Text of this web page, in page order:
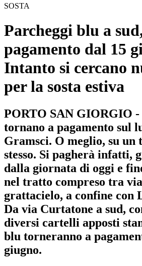
SOSTA
Parcheggi blu a
pagamento dal 15
Intanto si cercano
per la sosta estiva
PORTO SAN GIORGIO -
tornano a pagamento sul
Gramsci. O meglio, su un
stesso. Si pagherà infatti,
dalla giornata di oggi e
nel tratto compreso tra
grattacielo, a confine con
Da via Curtatone a sud,
diversi cartelli apposti
blu torneranno a
giugno.